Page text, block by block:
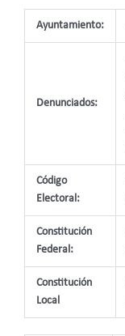
Ayuntamiento:
Denunciados:
Código
Electoral:
Constitución
Federal:
Constitución
Local